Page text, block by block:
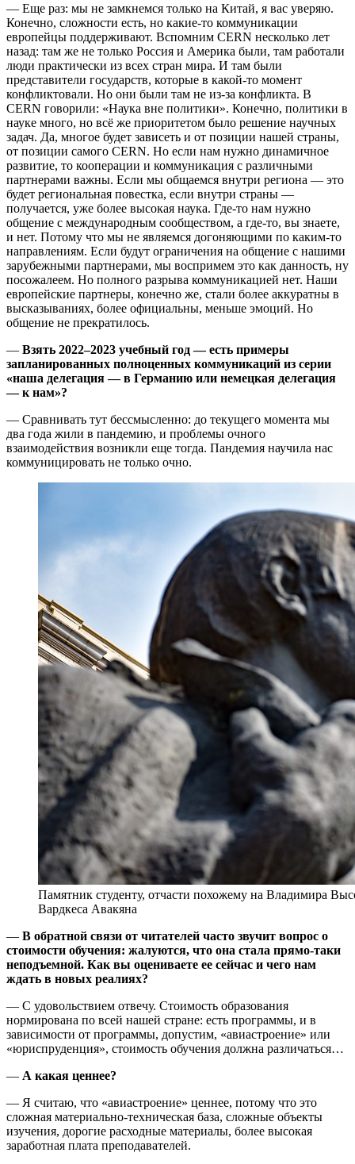
— Еще раз: мы не замкнемся только на Китай, я вас уверяю.
Конечно, сложности есть, но какие-то коммуникации
европейцы поддерживают. Вспомним CERN несколько лет
назад: там же не только Россия и Америка были, там работали
люди практически из всех стран мира. И там были
представители государств, которые в какой-то момент
конфликтовали. Но они были там не из-за конфликта. В
CERN говорили: «Наука вне политики». Конечно, политики в
науке много, но всё же приоритетом было решение научных
задач. Да, многое будет зависеть и от позиции нашей страны,
от позиции самого CERN. Но если нам нужно динамичное
развитие, то кооперации и коммуникация с различными
партнерами важны. Если мы общаемся внутри региона — это
будет региональная повестка, если внутри страны —
получается, уже более высокая наука. Где-то нам нужно
общение с международным сообществом, а где-то, вы знаете,
и нет. Потому что мы не являемся догоняющими по каким-то
направлениям. Если будут ограничения на общение с нашими
зарубежными партнерами, мы воспримем это как данность, ну
посожалеем. Но полного разрыва коммуникацией нет. Наши
европейские партнеры, конечно же, стали более аккуратны в
высказываниях, более официальны, меньше эмоций. Но
общение не прекратилось.
— Взять 2022–2023 учебный год — есть примеры
запланированных полноценных коммуникаций из серии
«наша делегация — в Германию или немецкая делегация
— к нам»?
— Сравнивать тут бессмысленно: до текущего момента мы
два года жили в пандемию, и проблемы очного
взаимодействия возникли еще тогда. Пандемия научила нас
коммуницировать не только очно.
Памятник студенту, отчасти похожему на Владимира
Вардкеса Авакяна
— В обратной связи от читателей часто звучит вопрос о
стоимости обучения: жалуются, что она стала прямо-таки
неподъемной. Как вы оцениваете ее сейчас и чего нам
ждать в новых реалиях?
— С удовольствием отвечу. Стоимость образования
нормирована по всей нашей стране: есть программы, и в
зависимости от программы, допустим, «авиастроение» или
«юриспруденция», стоимость обучения должна различаться…
— А какая ценнее?
— Я считаю, что «авиастроение» ценнее, потому что это
сложная материально-техническая база, сложные объекты
изучения, дорогие расходные материалы, более высокая
заработная плата преподавателей.